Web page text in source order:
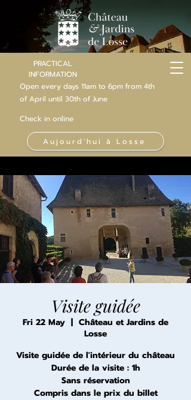
PRACTICAL
INFORMATION
Open every days 11am to 6pm from 4th
of April until 30th of June
Check in online
Aujourd'hui à Losse
Visite guidée
Fri 22 May
  |
Château et Jardins de
Losse
Visite guidée de l'intérieur du château
Durée de la visite : 1h
Sans réservation
Compris dans le prix du billet